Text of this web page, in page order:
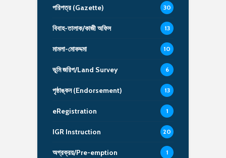
পরিপত্র (Gazette) 30
বিবাহ-তালাক/কাজী অফিস 13
মামলা-মোকদ্দমা 10
ভূমি জরিপ/Land Survey 6
পৃষ্ঠাঙ্কন (Endorsement) 13
eRegistration 1
IGR Instruction 20
অগ্রক্রয়/Pre-emption 1